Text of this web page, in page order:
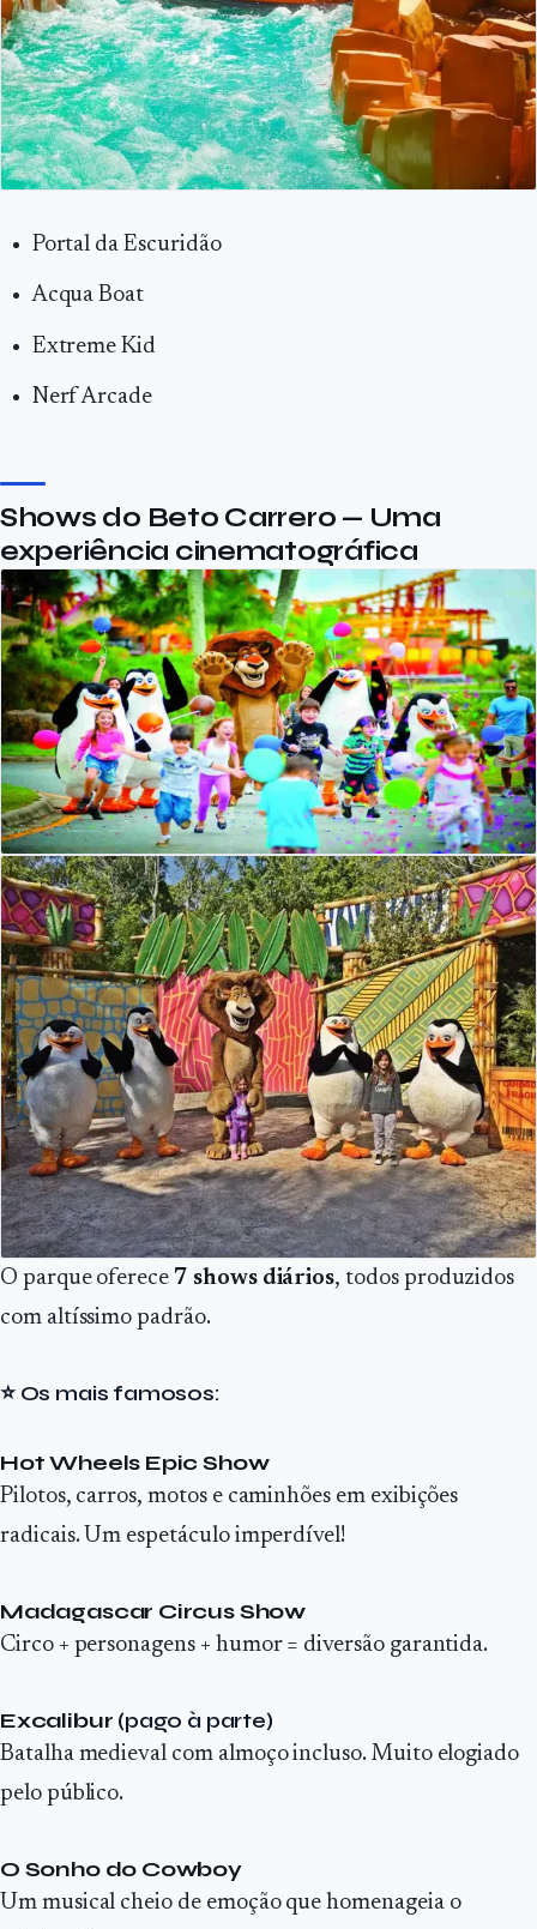
Portal da Escuridão
Acqua Boat
Extreme Kid
Nerf Arcade
Shows do Beto Carrero — Uma
experiência cinematográfica
O parque oferece7 shows diários, todos produzidos
com altíssimo padrão.
⭐ Os mais famosos:
Hot Wheels Epic Show
Pilotos, carros, motos e caminhões em exibições
radicais. Um espetáculo imperdível!
Madagascar Circus Show
Circo + personagens + humor = diversão garantida.
Excalibur (pago à parte)
Batalha medieval com almoço incluso. Muito elogiado
pelo público.
O Sonho do Cowboy
Um musical cheio de emoção que homenageia o